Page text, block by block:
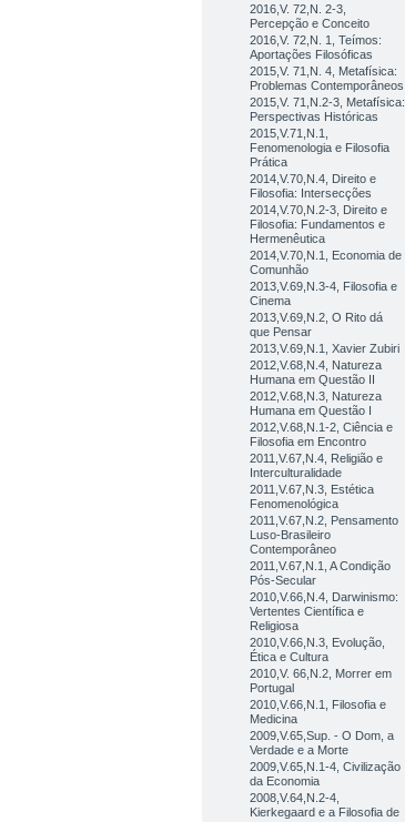
2016,V. 72,N. 2-3,
Percepção e Conceito
2016,V. 72,N. 1, Teímos:
Aportações Filosóficas
2015,V. 71,N. 4, Metafísica:
Problemas Contemporâneos
2015,V. 71,N.2-3, Metafísica:
Perspectivas Históricas
2015,V.71,N.1,
Fenomenologia e Filosofia
Prática
2014,V.70,N.4, Direito e
Filosofia: Intersecções
2014,V.70,N.2-3, Direito e
Filosofia: Fundamentos e
Hermenêutica
2014,V.70,N.1, Economia de
Comunhão
2013,V.69,N.3-4, Filosofia e
Cinema
2013,V.69,N.2, O Rito dá
que Pensar
2013,V.69,N.1, Xavier Zubiri
2012,V.68,N.4, Natureza
Humana em Questão II
2012,V.68,N.3, Natureza
Humana em Questão I
2012,V.68,N.1-2, Ciência e
Filosofia em Encontro
2011,V.67,N.4, Religião e
Interculturalidade
2011,V.67,N.3, Estética
Fenomenológica
2011,V.67,N.2, Pensamento
Luso-Brasileiro
Contemporâneo
2011,V.67,N.1, A Condição
Pós-Secular
2010,V.66,N.4, Darwinismo:
Vertentes Científica e
Religiosa
2010,V.66,N.3, Evolução,
Ética e Cultura
2010,V. 66,N.2, Morrer em
Portugal
2010,V.66,N.1, Filosofia e
Medicina
2009,V.65,Sup. - O Dom, a
Verdade e a Morte
2009,V.65,N.1-4, Civilização
da Economia
2008,V.64,N.2-4,
Kierkegaard e a Filosofia de